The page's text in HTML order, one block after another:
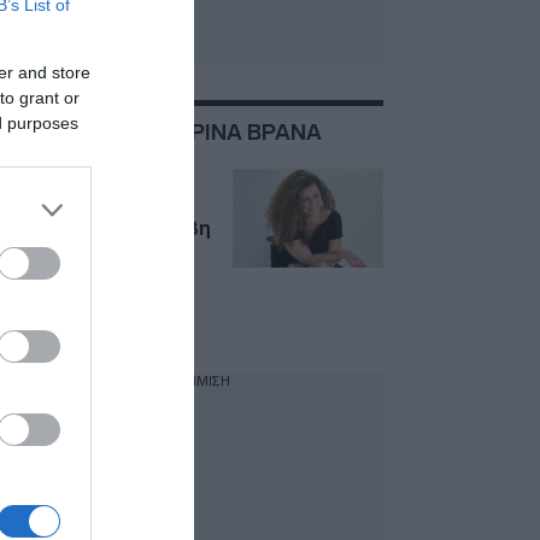
List of
and store
grant or
purposes
ΜΕ:ΚΑΤΕΡΙΝΑ ΒΡΑΝΑ
«Φταίω κι εγώ για
αυτό που μου συνέβη
– Xρειάζομαι βοηθό
το βράδυ δεν
ΔΙΑΦΗΜΙΣΗ